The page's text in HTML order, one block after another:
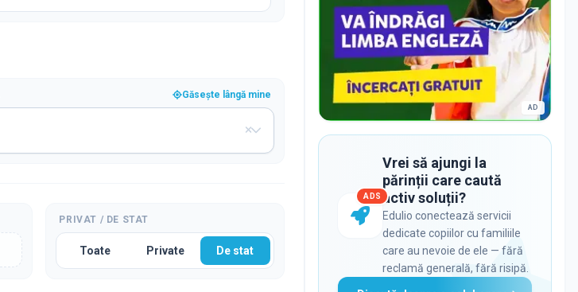
Găsește lângă mine
PRIVAT / DE STAT
Toate Private De stat
AD
ADS
Vrei să ajungi la
părinții care caută
activ soluții?
Edulio conectează servicii
dedicate copiilor cu familiile
care au nevoie de ele — fără
reclamă generală, fără risipă.